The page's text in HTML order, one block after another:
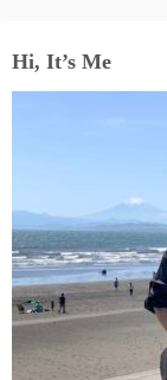
ペ
送
り
Hi, It’s Me